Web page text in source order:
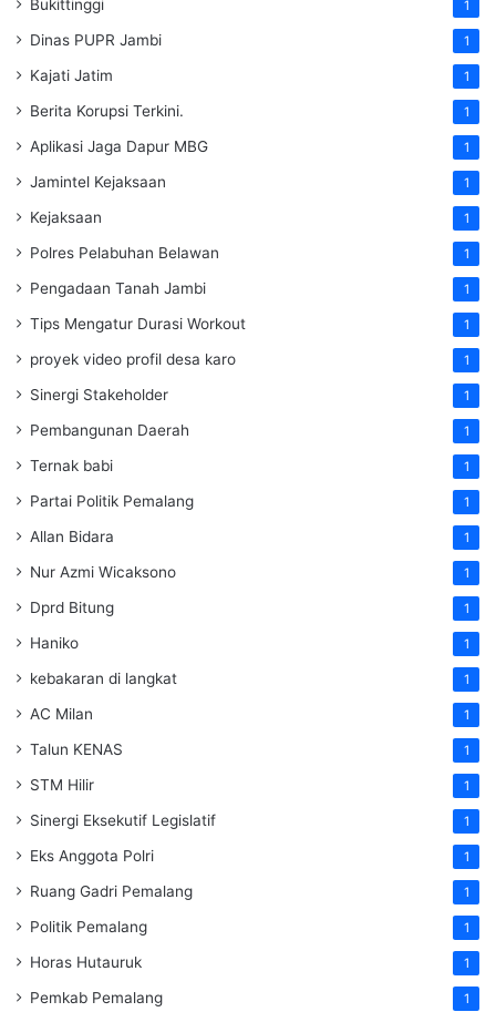
Bukittinggi 1
Dinas PUPR Jambi 1
Kajati Jatim 1
Berita Korupsi Terkini. 1
Aplikasi Jaga Dapur MBG 1
Jamintel Kejaksaan 1
Kejaksaan 1
Polres Pelabuhan Belawan 1
Pengadaan Tanah Jambi 1
Tips Mengatur Durasi Workout 1
proyek video profil desa karo 1
Sinergi Stakeholder 1
Pembangunan Daerah 1
Ternak babi 1
Partai Politik Pemalang 1
Allan Bidara 1
Nur Azmi Wicaksono 1
Dprd Bitung 1
Haniko 1
kebakaran di langkat 1
AC Milan 1
Talun KENAS 1
STM Hilir 1
Sinergi Eksekutif Legislatif 1
Eks Anggota Polri 1
Ruang Gadri Pemalang 1
Politik Pemalang 1
Horas Hutauruk 1
Pemkab Pemalang 1